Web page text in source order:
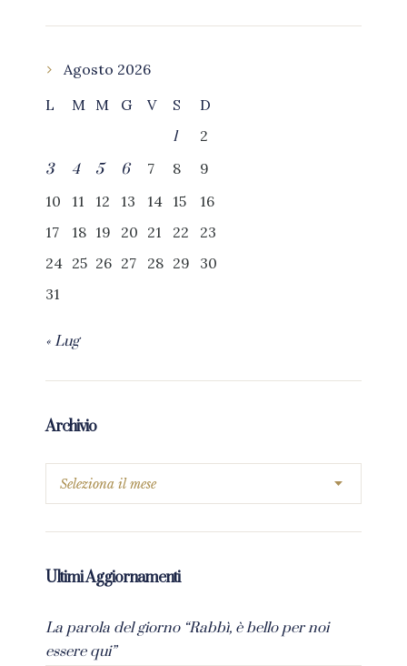
Agosto 2026
L
M M G V S
D
1
2
3
4 5 6 7 8
9
10
11 12 13 14 15
16
17
18 19 20 21 22
23
24 25 26 27 28 29
30
31
« Lug
Archivio
Ultimi Aggiornamenti
La parola del giorno “Rabbì, è bello per noi
essere qui”